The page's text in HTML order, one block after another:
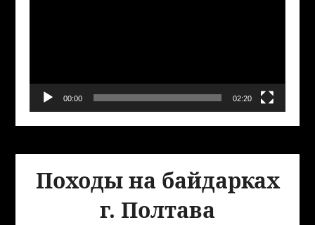
00:00 02:20
Походы на байдарках
г. Полтава